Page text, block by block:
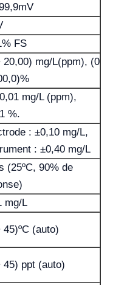
FS
20,00) mg/L(ppm), (0
mg/L (ppm),
%.
: ±0,10 mg/L,
: ±0,40 mg/L
(25ºC, 90% de
mg/L
45)ºC (auto)
45) ppt (auto)